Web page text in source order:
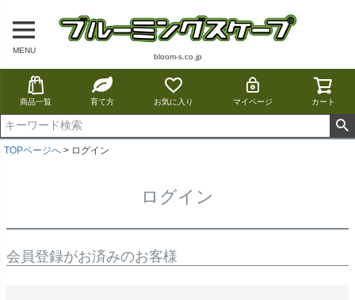
MENU
bloom-s.co.jp
商品一覧 育て方 お気に入り マイページ カート
TOPページへ ログイン
ログイン
会員登録がお済みのお客様